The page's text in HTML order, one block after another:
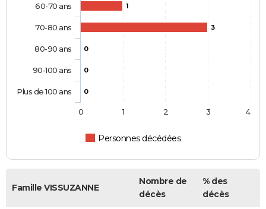
1
3
0
0
0
Personnes décédées
60-70 ans
70-80 ans
80-90 ans
90-100 ans
Plus de 100 ans
0 1 2 3 4
Famille VISSUZANNE
Nombre de
décès
% des
décès